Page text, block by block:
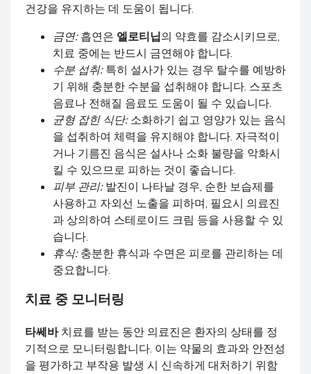
건강을 유지하는 데 도움이 됩니다.
금연:흡연은 엘로티닙의 약효를 감소시키므로,
치료 중에는 반드시 금연해야 합니다.
수분 섭취:특히 설사가 있는 경우 탈수를 예방하
기 위해 충분한 수분을 섭취해야 합니다. 스포츠
음료나 전해질 음료도 도움이 될 수 있습니다.
균형 잡힌 식단:소화하기 쉽고 영양가 있는 음식
을 섭취하여 체력을 유지해야 합니다. 자극적이
거나 기름진 음식은 설사나 소화 불량을 악화시
킬 수 있으므로 피하는 것이 좋습니다.
피부 관리:발진이 나타날 경우, 순한 보습제를
사용하고 자외선 노출을 피하며, 필요시 의료진
과 상의하여 스테로이드 크림 등을 사용할 수 있
습니다.
휴식:충분한 휴식과 수면은 피로를 관리하는 데
중요합니다.
치료 중 모니터링
타쎄바치료를 받는 동안 의료진은 환자의 상태를 정
기적으로 모니터링합니다. 이는 약물의 효과와 안전성
을 평가하고 부작용 발생 시 신속하게 대처하기 위함